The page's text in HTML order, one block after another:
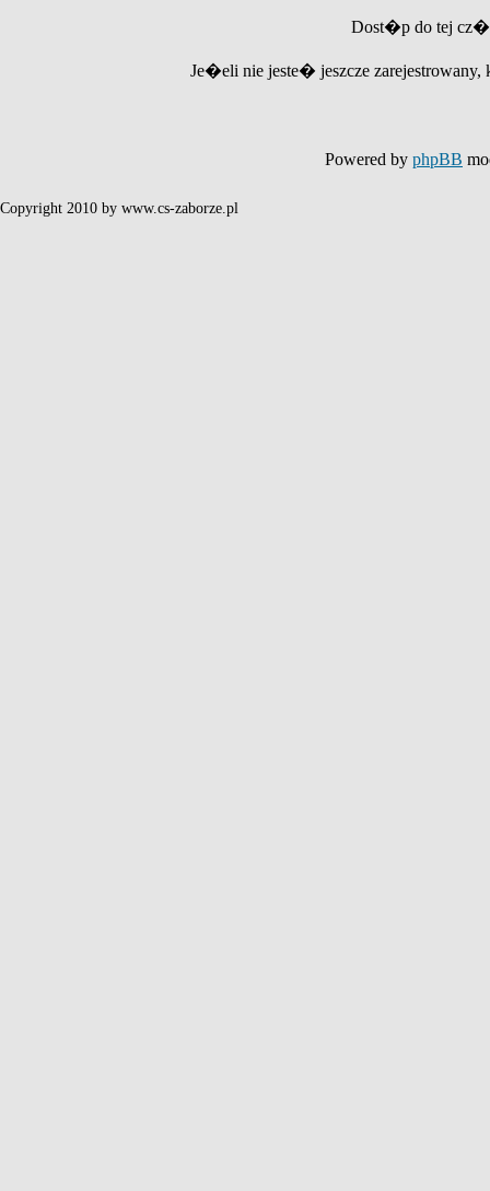
Dost�p do tej
Je�eli nie jeste� jeszcze
Powered by phpBB
Copyright 2010 by www.cs-zaborze.pl